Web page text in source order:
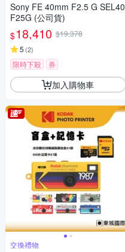
Sony FE 40mm F2.5 G SEL40
F25G (公司貨)
$18,410 $19,378
5 (2)
限時下殺 券
加入購物車
交換禮物